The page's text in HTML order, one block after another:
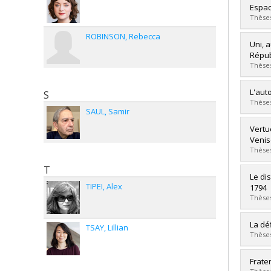
Lien
Uni,
Lien
Lien
Le
1794
La
ROBINSON Rebecca
S
SAUL Samir
T
TIPEI Alex
TSAY Lillian